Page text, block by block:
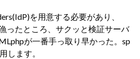
を用意する必要があり、
ったところ、サクッと検証サーバ
が一番手っ取り早かった。sp
します。